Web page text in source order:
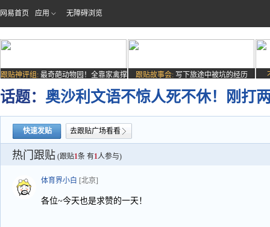
网易首页 应用 无障碍浏览
跟贴神评组: 最奇葩动物园！全靠家禽撑
场子
跟贴故事会: 写下旅途中被坑的经历
话题： 奥沙利文语不惊人死不休！刚打
快速发贴 去跟贴广场看看
热门跟贴 (跟贴1条 有1人参与)
体育界小白 [北京]
各位~今天也是求赞的一天！